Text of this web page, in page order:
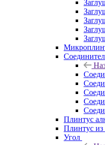
Плинтус
Плинтус
Угол